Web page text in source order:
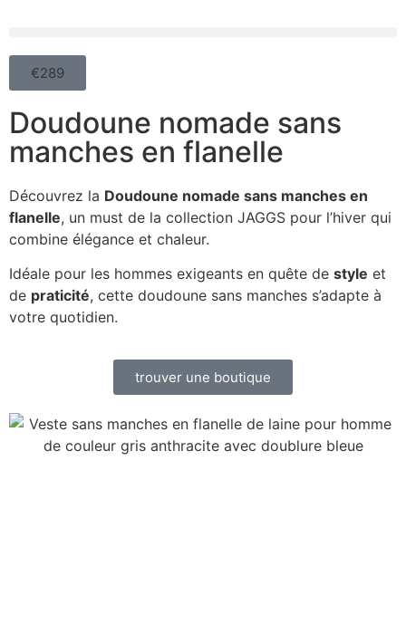
Doudoune nomade sans
manches en flanelle
Découvrez la Doudoune nomade sans manches en
flanelle, un must de la collection JAGGS pour l’hiver qui
combine élégance et chaleur.
Idéale pour les hommes exigeants en quête de style et
de praticité, cette doudoune sans manches s’adapte à
votre quotidien.
trouver une boutique
€289